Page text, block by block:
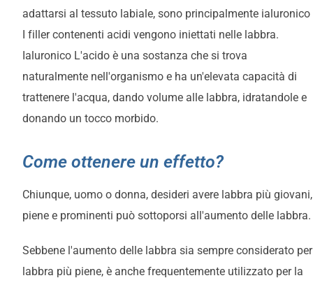
adattarsi al tessuto labiale, sono principalmente ialuronico
I filler contenenti acidi vengono iniettati nelle labbra.
Ialuronico L'acido è una sostanza che si trova
naturalmente nell'organismo e ha un'elevata capacità di
trattenere l'acqua, dando volume alle labbra, idratandole e
donando un tocco morbido.
Come ottenere un effetto?
Chiunque, uomo o donna, desideri avere labbra più giovani,
piene e prominenti può sottoporsi all'aumento delle labbra.
Sebbene l'aumento delle labbra sia sempre considerato per
labbra più piene, è anche frequentemente utilizzato per la